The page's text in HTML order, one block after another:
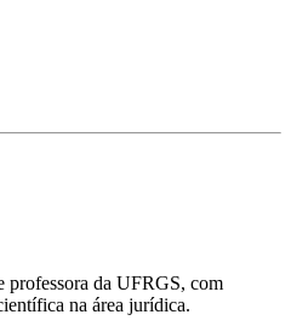
professora da UFRGS, com
na área jurídica.